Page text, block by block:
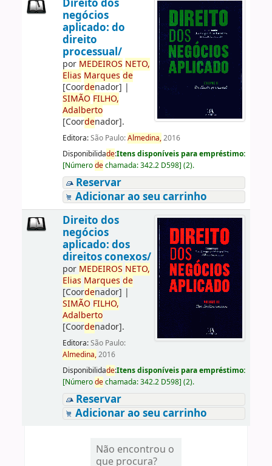
Direito dos
negócios
aplicado: do
direito
processual/
por MEDEIROS NETO,
Elias Marques de
[Coordenador] |
SIMÃO FILHO,
Adalberto
[Coordenador].
Editora:São Paulo:Almedina,2016
Disponibilidade:Itens disponíveis para empréstimo:
[Númerodechamada:342.2 D598] (2).
Reservar
Adicionar ao seu carrinho
Direito dos
negócios
aplicado: dos
direitos conexos/
por MEDEIROS NETO,
Elias Marques de
[Coordenador] |
SIMÃO FILHO,
Adalberto
[Coordenador].
Editora:São Paulo:
Almedina,2016
Disponibilidade:Itens disponíveis para empréstimo:
[Númerodechamada:342.2 D598] (2).
Reservar
Adicionar ao seu carrinho
Não encontrou o
que procura?